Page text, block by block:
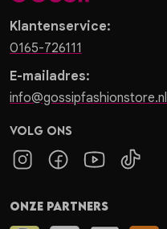
Klantenservice:
0165-726111
E-mailadres:
info@gossipfashionstore.nl
Volg ons
Onze partners